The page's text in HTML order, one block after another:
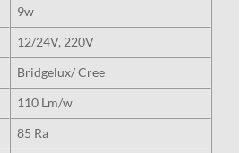
9w
12/24V, 220V
Bridgelux/ Cree
110 Lm/w
85 Ra